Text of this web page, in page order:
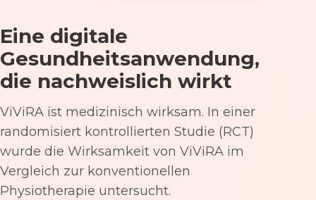
Eine digitale
Gesundheitsanwendung,
die nachweislich wirkt
ViViRA ist medizinisch wirksam. In einer
randomisiert kontrollierten Studie (RCT)
wurde die Wirksamkeit von ViViRA im
Vergleich zur konventionellen
Physiotherapie untersucht.